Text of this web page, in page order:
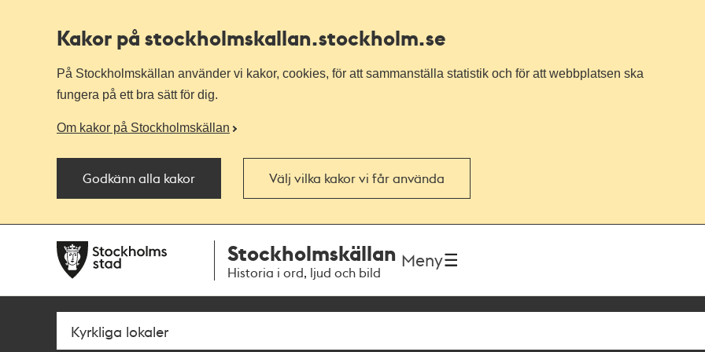
Kakor på stockholmskallan.stockholm.se
På Stockholmskällan använder vi kakor, cookies, för att sammanställa statistik och för att webbplatsen ska
fungera på ett bra sätt för dig.
Om kakor på Stockholmskällan
Godkänn alla kakor Välj vilka kakor vi får använda
navigationen
huvudinnehållet
Stockholmskällan
Historia i ord, ljud och bild
Meny
Sök